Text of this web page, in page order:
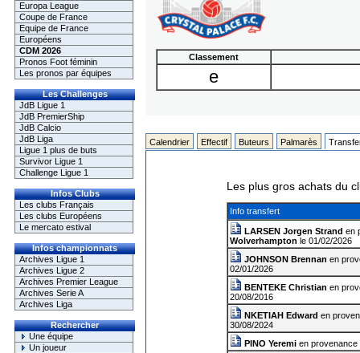
Europa League
Coupe de France
Equipe de France
Européens
CDM 2026
Pronos Foot féminin
Les pronos par équipes
Les Challenges
JdB Ligue 1
JdB PremierShip
JdB Calcio
JdB Liga
Ligue 1 plus de buts
Survivor Ligue 1
Challenge Ligue 1
Infos Clubs
Les clubs Français
Les clubs Européens
Le mercato estival
Infos championnats
Archives Ligue 1
Archives Ligue 2
Archives Premier League
Archives Serie A
Archives Liga
Rechercher
Une équipe
Un joueur
Classement
e
Calendrier Effectif Buteurs Palmarès
Les plus gros achats du
Info transfert
LARSEN Jorgen Strand en
Wolverhampton le 01/02/2026
JOHNSON Brennan en
02/01/2026
BENTEKE Christian en
20/08/2016
NKETIAH Edward en
30/08/2024
PINO Yeremien provenance